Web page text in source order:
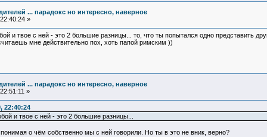
... парадокс но интересно, наверное
»
и твое с ней - это 2 большие разницы... то, что ты попытался одно представить
мне действительно пох, хоть папой римским ))
... парадокс но интересно, наверное
»
22:40:24
и твое с ней - это 2 большие разницы...
о чём собственно мы с ней говорили. Но ты в это не вник, верно?